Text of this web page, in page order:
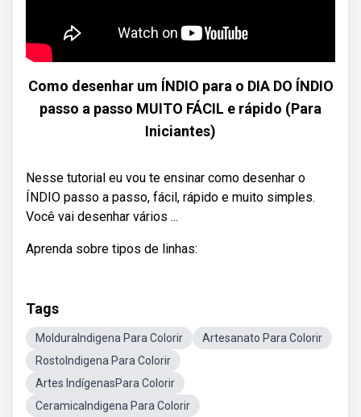
Como desenhar um ÍNDIO para o DIA DO ÍNDIO
passo a passo MUITO FÁCIL e rápido (Para
Iniciantes)
Nesse tutorial eu vou te ensinar como desenhar o
ÍNDIO passo a passo, fácil, rápido e muito simples.
Você vai desenhar vários ...
Aprenda sobre tipos de linhas:
Tags
MolduraIndigena Para Colorir
Artesanato Para Colorir
RostoIndigena Para Colorir
Artes IndígenasPara Colorir
CeramicaIndigena Para Colorir